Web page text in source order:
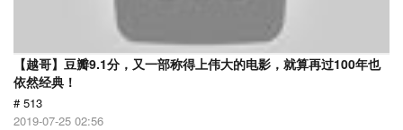
【越哥】豆瓣9.1分，又一部称得上伟大的电影，就算再过100年也
依然经典！
# 513
2019-07-25 02:56